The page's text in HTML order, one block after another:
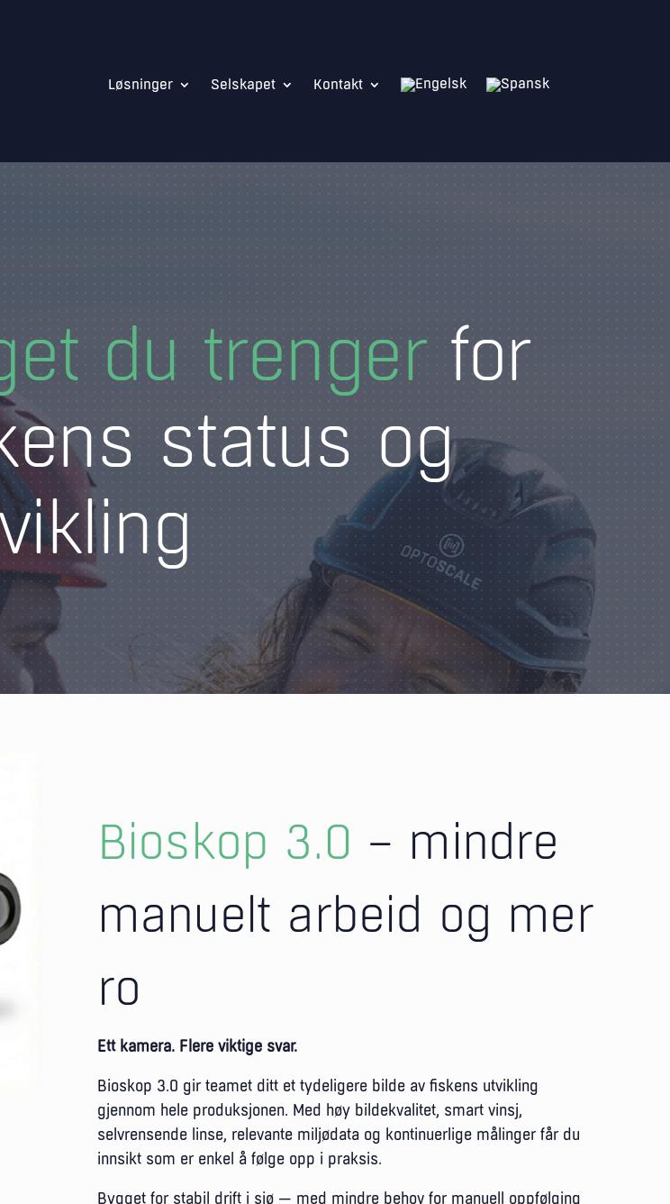
Løsninger Selskapet Kontakt
du trengerfor
status og
Bioskop 3.0 – mindre
manuelt arbeid og mer
ro
Ett kamera. Flere viktige svar.
Bioskop 3.0 gir teamet ditt et tydeligere bilde av fiskens utvikling
gjennom hele produksjonen. Med høy bildekvalitet, smart vinsj,
selvrensende linse, relevante miljødata og kontinuerlige målinger får du
innsikt som er enkel å følge opp i praksis.
Bygget for stabil drift i sjø — med mindre behov for manuell oppfølging